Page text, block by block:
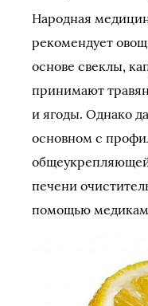
Народная
рекомендует
основе свеклы,
принимают
и ягоды. Однако
основном с
печени
помощью